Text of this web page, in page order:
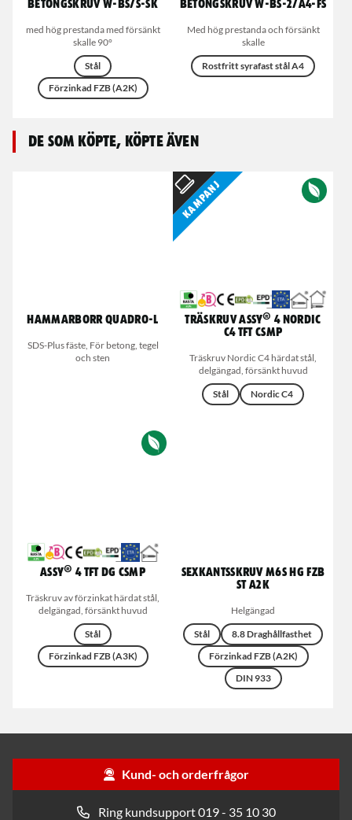
Betongskruv W-BS/S-SK
med hög prestanda med försänkt
skalle 90°
Stål
Förzinkad FZB (A2K)
Betongskruv W-BS-2/A4-FS
Med hög prestanda och försänkt
skalle
Rostfritt syrafast stål A4
De som köpte, köpte även
Hammarborr Quadro-L
SDS-Plus fäste, För betong, tegel
och sten
Kampanj
Träskruv ASSY® 4 Nordic
C4 TFT CSMP
Träskruv Nordic C4 härdat stål,
delgängad, försänkt huvud
Stål
Nordic C4
ASSY® 4 TFT DG CSMP
Träskruv av förzinkat härdat stål,
delgängad, försänkt huvud
Stål
Förzinkad FZB (A3K)
Sexkantsskruv M6S HG FZB
ST A2K
Helgängad
Stål
8.8 Draghållfasthet
Förzinkad FZB (A2K)
DIN 933
Kund- och orderfrågor
Ring kundsupport 019 - 35 10 30